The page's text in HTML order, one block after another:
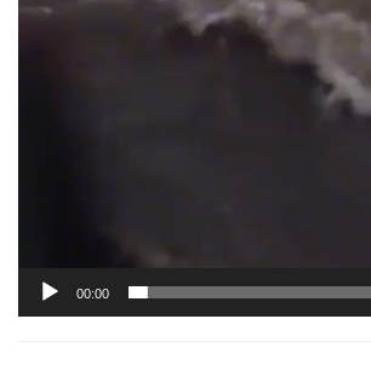
00:00